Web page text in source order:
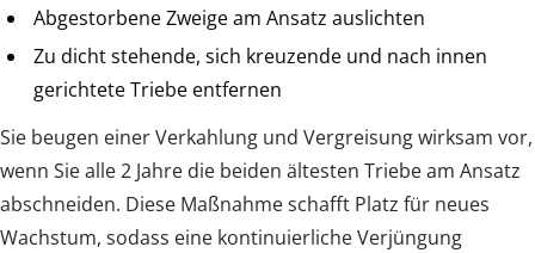
Abgestorbene Zweige am Ansatz auslichten
Zu dicht stehende, sich kreuzende und nach innen
gerichtete Triebe entfernen
Sie beugen einer Verkahlung und Vergreisung wirksam vor,
wenn Sie alle 2 Jahre die beiden ältesten Triebe am Ansatz
abschneiden. Diese Maßnahme schafft Platz für neues
Wachstum, sodass eine kontinuierliche Verjüngung